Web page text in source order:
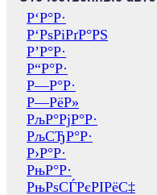
Р‘Р°Р·
Р‘РѕРіРґР°РЅ
Р’Р°Р·
Р“Р°Р·
Р—Р°Р·
Р—РёР»
РљР°РјР°Р·
РљСЂР°Р·
Р›Р°Р·
РњР°Р·
РњРѕСЃРєРІРёС‡